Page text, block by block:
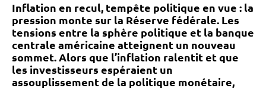
Inflation en recul, tempête politique en vue : la
pression monte sur la Réserve fédérale. Les
tensions entre la sphère politique et la banque
centrale américaine atteignent un nouveau
sommet. Alors que l’inflation ralentit et que
les investisseurs espéraient un
assouplissement de la politique monétaire,